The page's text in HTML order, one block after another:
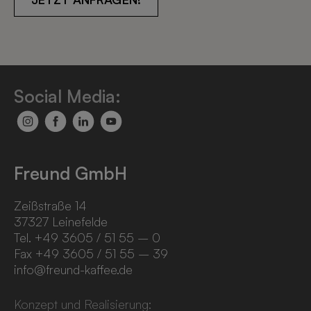
Social Media:
Freund GmbH
Zeißstraße 14
37327 Leinefelde
Tel. +49 3605 / 51 55 – 0
Fax +49 3605 / 51 55 – 39
info@freund-kaffee.de
Konzept und Realisierung: